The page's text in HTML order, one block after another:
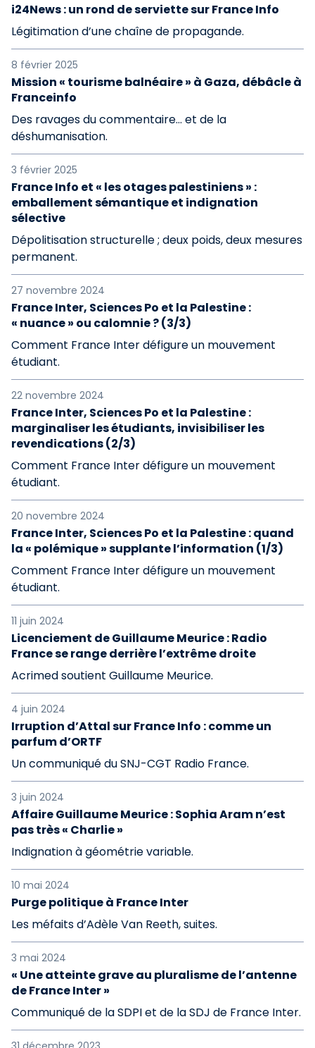
i24News : un rond de serviette sur France Info
Légitimation d’une chaîne de propagande.
8 février 2025
Mission « tourisme balnéaire » à Gaza, débâcle à
Franceinfo
Des ravages du commentaire… et de la
déshumanisation.
3 février 2025
France Info et « les otages palestiniens » :
emballement sémantique et indignation
sélective
Dépolitisation structurelle ; deux poids, deux mesures
permanent.
27 novembre 2024
France Inter, Sciences Po et la Palestine :
« nuance » ou calomnie ? (3/3)
Comment France Inter défigure un mouvement
étudiant.
22 novembre 2024
France Inter, Sciences Po et la Palestine :
marginaliser les étudiants, invisibiliser les
revendications (2/3)
Comment France Inter défigure un mouvement
étudiant.
20 novembre 2024
France Inter, Sciences Po et la Palestine : quand
la « polémique » supplante l’information (1/3)
Comment France Inter défigure un mouvement
étudiant.
11 juin 2024
Licenciement de Guillaume Meurice : Radio
France se range derrière l’extrême droite
Acrimed soutient Guillaume Meurice.
4 juin 2024
Irruption d’Attal sur France Info : comme un
parfum d’ORTF
Un communiqué du SNJ-CGT Radio France.
3 juin 2024
Affaire Guillaume Meurice : Sophia Aram n’est
pas très « Charlie »
Indignation à géométrie variable.
10 mai 2024
Purge politique à France Inter
Les méfaits d’Adèle Van Reeth, suites.
3 mai 2024
« Une atteinte grave au pluralisme de l’antenne
de France Inter »
Communiqué de la SDPI et de la SDJ de France Inter.